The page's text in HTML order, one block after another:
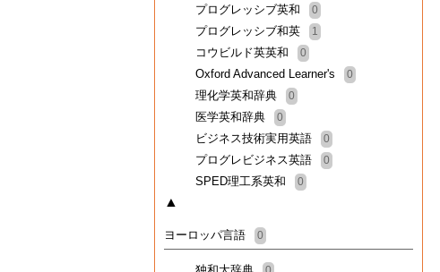
プログレッシブ英和 0
プログレッシブ和英 1
コウビルド英英和 0
Oxford Advanced Learner's 0
理化学英和辞典 0
医学英和辞典 0
ビジネス技術実用英語 0
プログレビジネス英語 0
SPED理工系英和 0
▲
ヨーロッパ言語 0